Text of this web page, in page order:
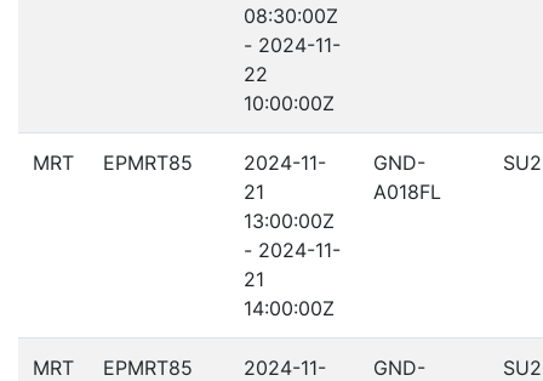
08:30:00Z
- 2024-11-
22
10:00:00Z
MRT EPMRT85
2024-11-
21
13:00:00Z
- 2024-11-
21
14:00:00Z
GND-
A018FL
MRT EPMRT85
2024-11-
GND-